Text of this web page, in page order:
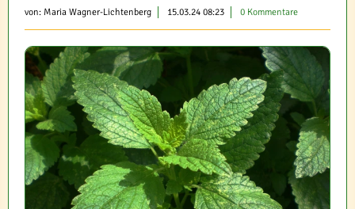
von: Maria Wagner-Lichtenberg 15.03.24 08:23 0 Kommentare